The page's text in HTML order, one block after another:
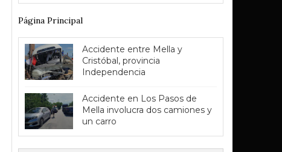
Página Principal
Accidente entre Mella y
Cristóbal, provincia
Independencia
Accidente en Los Pasos de
Mella involucra dos camiones y
un carro